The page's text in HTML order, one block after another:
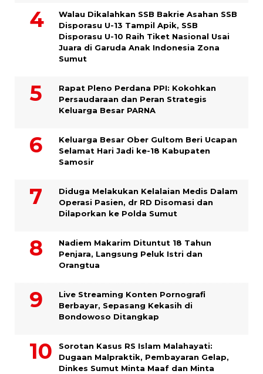
Walau Dikalahkan SSB Bakrie Asahan SSB
Disporasu U-13 Tampil Apik, SSB
Disporasu U-10 Raih Tiket Nasional Usai
Juara di Garuda Anak Indonesia Zona
Sumut
Rapat Pleno Perdana PPI: Kokohkan
Persaudaraan dan Peran Strategis
Keluarga Besar PARNA
Keluarga Besar Ober Gultom Beri Ucapan
Selamat Hari Jadi ke-18 Kabupaten
Samosir
Diduga Melakukan Kelalaian Medis Dalam
Operasi Pasien, dr RD Disomasi dan
Dilaporkan ke Polda Sumut
​Nadiem Makarim Dituntut 18 Tahun
Penjara, Langsung Peluk Istri dan
Orangtua
Live Streaming Konten Pornografi
Berbayar, Sepasang Kekasih di
Bondowoso Ditangkap
Sorotan Kasus RS Islam Malahayati:
Dugaan Malpraktik, Pembayaran Gelap,
Dinkes Sumut Minta Maaf dan Minta